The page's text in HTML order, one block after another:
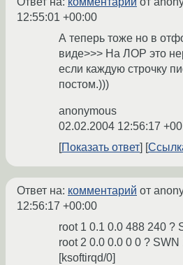
12:55:01 +00:00
А теперь тоже но в
виде>>> На ЛОР это
если каждую строчку
постом.)))
anonymous
02.02.2004 12:56:17
Показать ответ
Ответ на: комментарий от
12:56:17 +00:00
root 1 0.1 0.0 488 240 ?
root 2 0.0 0.0 0 0 ? SWN
[ksoftirqd/0]